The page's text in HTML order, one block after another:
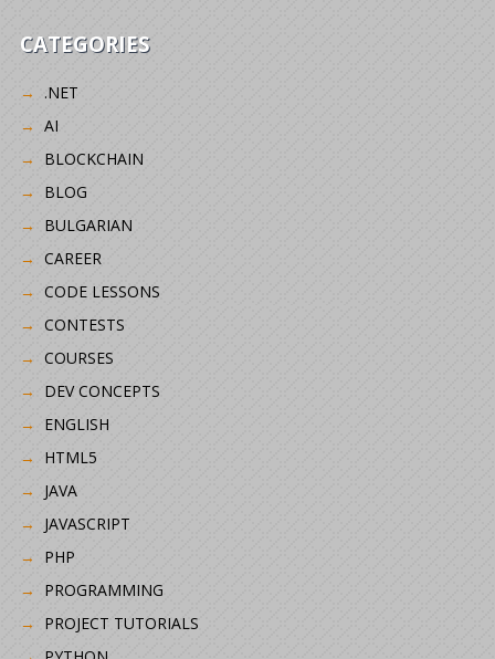
CATEGORIES
.NET
AI
BLOCKCHAIN
BLOG
BULGARIAN
CAREER
CODE LESSONS
CONTESTS
COURSES
DEV CONCEPTS
ENGLISH
HTML5
JAVA
JAVASCRIPT
PHP
PROGRAMMING
PROJECT TUTORIALS